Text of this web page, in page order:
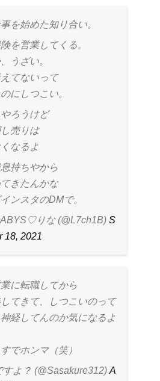
を始めた知り合い。
を営業してくる。
うざい。
てないって
にしつこい。
ろうけど
売りは
なるよ
持ちやから
きたんかな
ンスタのDMで。
りな (@L7ch1B) S
18, 2021
に転職してから
てきて、しつこいのって
経してんのか気になるよ
でホンマ（笑）
よ？ (@Sasakure312) A